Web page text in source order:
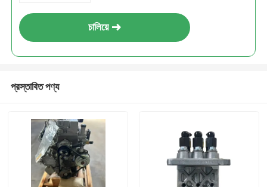
চালিয়ে
প্রস্তাবিত পণ্য